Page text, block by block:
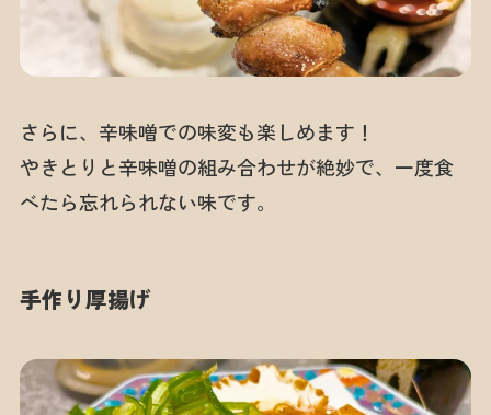
さらに、辛味噌での味変も楽しめます！
やきとりと辛味噌の組み合わせが絶妙で、一度食
べたら忘れられない味です。
手作り厚揚げ